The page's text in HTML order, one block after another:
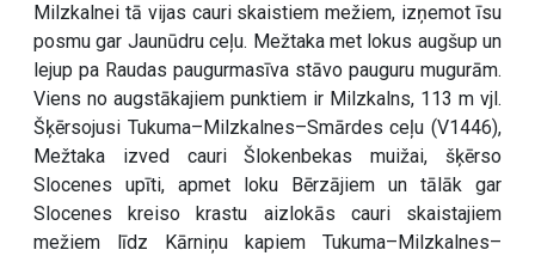
Milzkalnei tā vijas cauri skaistiem mežiem, izņemot īsu
posmu gar Jaunūdru ceļu. Mežtaka met lokus augšup un
lejup pa Raudas paugurmasīva stāvo pauguru mugurām.
Viens no augstākajiem punktiem ir Milzkalns, 113 m vjl.
Šķērsojusi Tukuma–Milzkalnes–Smārdes ceļu (V1446),
Mežtaka izved cauri Šlokenbekas muižai, šķērso
Slocenes upīti, apmet loku Bērzājiem un tālāk gar
Slocenes kreiso krastu aizlokās cauri skaistajiem
mežiem līdz Kārniņu kapiem Tukuma–Milzkalnes–